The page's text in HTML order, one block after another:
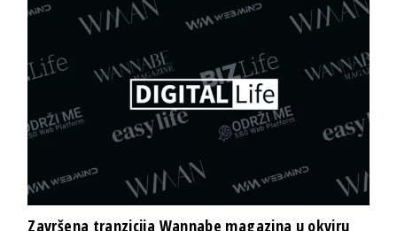
Završena tranzicija Wannabe magazina u okviru